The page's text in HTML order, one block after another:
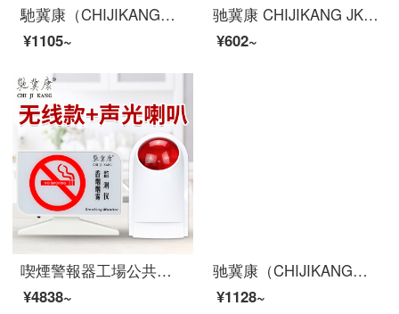
馳冀康（CHIJIKANG）G 203-71ガス警報器家庭用連動型台所ガスガスガス漏れ防止遮断弁探知機インテリジェント自動断気帯電磁弁
¥1105~
驰冀康 CHIJIKANG JKD-601 一氧化碳报警器 煤炉烧炭警报器 CO探测器 蜂窝煤气报警器
¥602~
喫煙警報器工場公共場所トイレ禁煙喫煙検知器の音声が煙検出器に提示されています。
¥4838~
驰冀康（CHIJIKANG）CJ3.5 手机防盗器展示架 华为手机充电防盗报警器展架 苹果手机防盗报警支架
¥1128~